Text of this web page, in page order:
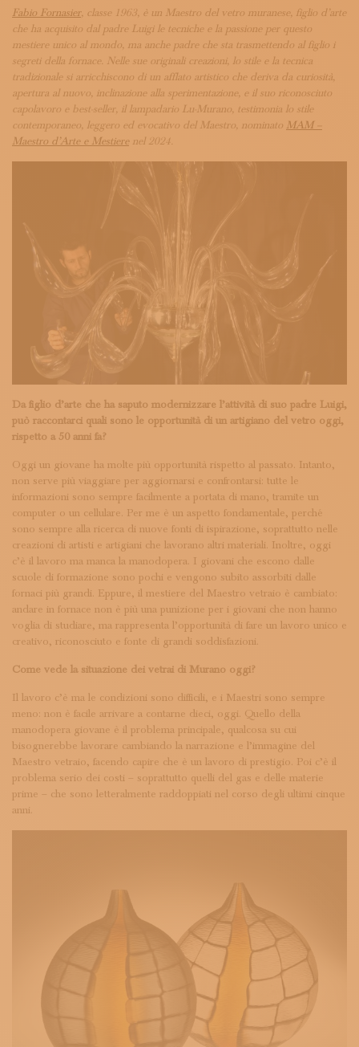
ISCRIVITI ALLA NEWSLETTER
SOSTIENICI
MAGAZINE
TUTTI I CONTENUTI
NEWS
INTERVISTE
ITINERARI
ISCRIVITI
Fabio Fornasier, classe 1963, è un Maestro del vetro muranese, figlio d’arte
che ha acquisito dal padre Luigi le tecniche e la passione per questo
mestiere unico al mondo, ma anche padre che sta trasmettendo al figlio i
segreti della fornace. Nelle sue originali creazioni, lo stile e la tecnica
tradizionale si arricchiscono di un afflato artistico che deriva da curiosità,
apertura al nuovo, inclinazione alla sperimentazione, e il suo riconosciuto
capolavoro e best-seller, il lampadario Lu-Murano, testimonia lo stile
contemporaneo, leggero ed evocativo del Maestro, nominato MAM –
Maestro d’Arte e Mestierenel 2024.
Da figlio d’arte che ha saputo modernizzare l’attività di suo padre Luigi,
può raccontarci quali sono le opportunità di un artigiano del vetro oggi,
rispetto a 50 anni fa?
Oggi un giovane ha molte più opportunità rispetto al passato. Intanto,
non serve più viaggiare per aggiornarsi e confrontarsi: tutte le
informazioni sono sempre facilmente a portata di mano, tramite un
computer o un cellulare. Per me è un aspetto fondamentale, perché
sono sempre alla ricerca di nuove fonti di ispirazione, soprattutto nelle
creazioni di artisti e artigiani che lavorano altri materiali. Inoltre, oggi
c’è il lavoro ma manca la manodopera. I giovani che escono dalle
scuole di formazione sono pochi e vengono subito assorbiti dalle
fornaci più grandi. Eppure, il mestiere del Maestro vetraio è cambiato:
andare in fornace non è più una punizione per i giovani che non hanno
voglia di studiare, ma rappresenta l’opportunità di fare un lavoro unico e
creativo, riconosciuto e fonte di grandi soddisfazioni.
Come vede la situazione dei vetrai di Murano oggi?
Il lavoro c’è ma le condizioni sono difficili, e i Maestri sono sempre
meno: non è facile arrivare a contarne dieci, oggi. Quello della
manodopera giovane è il problema principale, qualcosa su cui
bisognerebbe lavorare cambiando la narrazione e l’immagine del
Maestro vetraio, facendo capire che è un lavoro di prestigio. Poi c’è il
problema serio dei costi – soprattutto quelli del gas e delle materie
prime – che sono letteralmente raddoppiati nel corso degli ultimi cinque
anni.